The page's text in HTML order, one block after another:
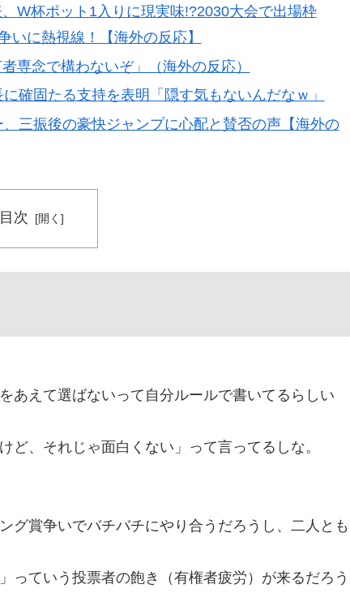
思想関係なく応援しようよ」
「バムの83点でようやく信じた」
確固たる支持を表明「隠す気もないんだなｗ」
査をすり抜けるように注射していたものがこちら…」
ってある？」日本「納豆」
W杯ポット1入りに現実味!?2030大会で出場枠
いに熱視線！【海外の反応】
専念で構わないぞ」（海外の反応）
確固たる支持を表明「隠す気もないんだなｗ」
三振後の豪快ジャンプに心配と賛否の声【海外の
目次
あえて選ばないって自分ルールで書いてるらしい
、それじゃ面白くない」って言ってるしな。
グ賞争いでバチバチにやり合うだろうし、二人とも
っていう投票者の飽き（有権者疲労）が来るだろう